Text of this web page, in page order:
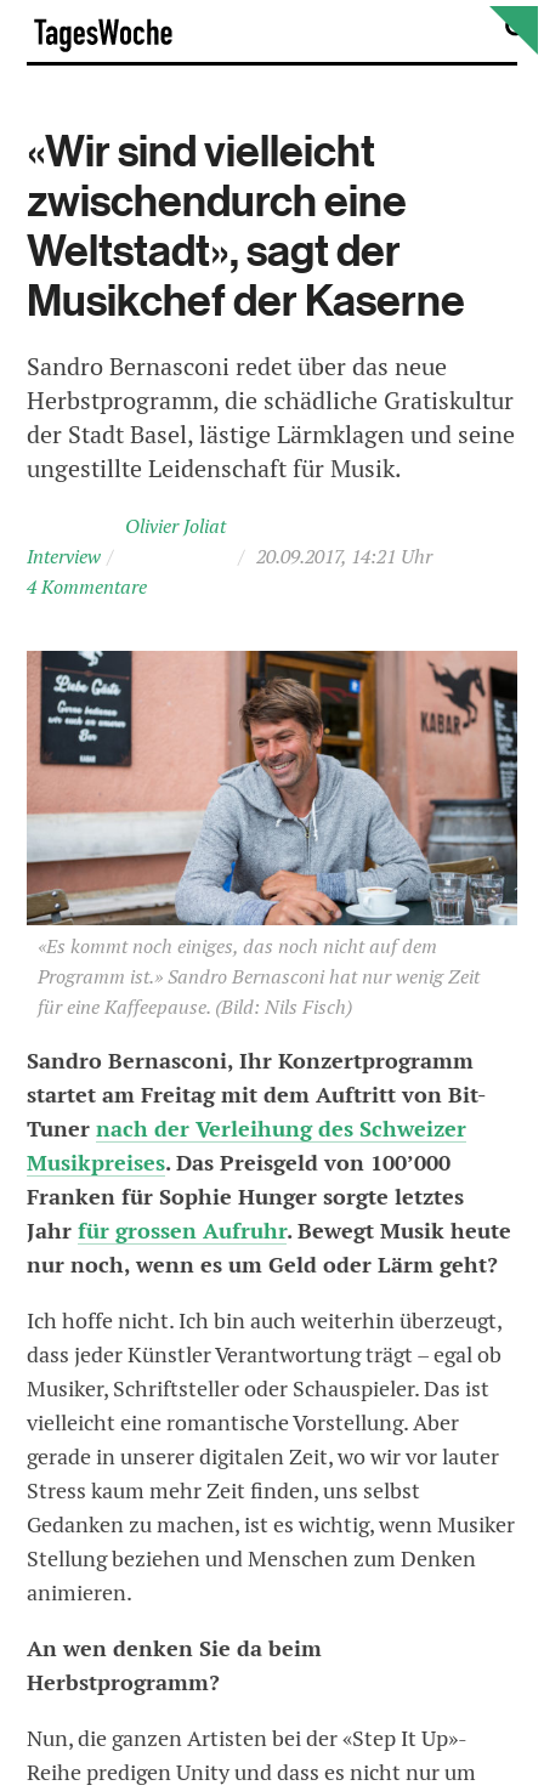
Skip
content
«Wir sind vielleicht
zwischendurch eine
Weltstadt», sagt der
Musikchef der Kaserne
Sandro Bernasconi redet über das neue
Herbstprogramm, die schädliche Gratiskultur
der Stadt Basel, lästige Lärmklagen und seine
ungestillte Leidenschaft für Musik.
Interview /
Olivier Joliat
/ 20.09.2017, 14:21 Uhr
4 Kommentare
«Es kommt noch einiges, das noch nicht auf dem
Programm ist.» Sandro Bernasconi hat nur wenig Zeit
für eine Kaffeepause. (Bild: Nils Fisch)
Sandro Bernasconi, Ihr Konzertprogramm
startet am Freitag mit dem Auftritt von Bit-
Tunernach der Verleihung des Schweizer
Musikpreises. Das Preisgeld von 100’000
Franken für Sophie Hunger sorgte letztes
Jahrfür grossen Aufruhr. Bewegt Musik heute
nur noch, wenn es um Geld oder Lärm geht?
Ich hoffe nicht. Ich bin auch weiterhin überzeugt,
dass jeder Künstler Verantwortung trägt – egal ob
Musiker, Schriftsteller oder Schauspieler. Das ist
vielleicht eine romantische Vorstellung. Aber
gerade in unserer digitalen Zeit, wo wir vor lauter
Stress kaum mehr Zeit finden, uns selbst
Gedanken zu machen, ist es wichtig, wenn Musiker
Stellung beziehen und Menschen zum Denken
animieren.
An wen denken Sie da beim
Herbstprogramm?
Nun, die ganzen Artisten bei der «Step It Up»-
Reihe predigen Unity und dass es nicht nur um